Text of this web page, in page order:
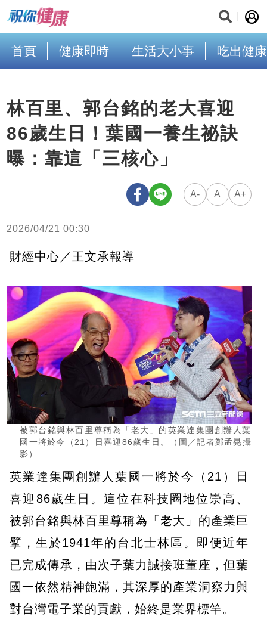
首頁 健康即時 生活大小事 吃出健康
林百里、郭台銘的老大喜迎
86歲生日！葉國一養生祕訣
曝：靠這「三核心」
A- A A+
2026/04/21 00:30
財經中心／王文承報導
被郭台銘與林百里尊稱為「老大」的英業達集團創辦人葉
國一將於今（21）日喜迎86歲生日。（圖／記者鄭孟晃攝
影）
英業達集團創辦人葉國一將於今（21）日
喜迎86歲生日。這位在科技圈地位崇高、
被郭台銘與林百里尊稱為「老大」的產業巨
擘，生於1941年的台北士林區。即便近年
已完成傳承，由次子葉力誠接班董座，但葉
國一依然精神飽滿，其深厚的產業洞察力與
對台灣電子業的貢獻，始終是業界標竿。